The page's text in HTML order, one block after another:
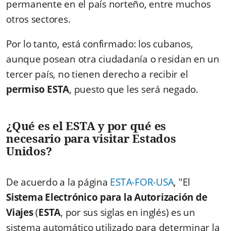
permanente en el país norteño, entre muchos
otros sectores.
Por lo tanto, está confirmado: los cubanos,
aunque posean otra ciudadanía o residan en un
tercer país, no tienen derecho a recibir el
permiso ESTA, puesto que les será negado.
¿Qué es el ESTA y por qué es
necesario para visitar Estados
Unidos?
De acuerdo a la página ESTA-FOR-USA, "El
Sistema Electrónico para la Autorización de
Viajes(ESTA, por sus siglas en inglés) es un
sistema automático utilizado para determinar la